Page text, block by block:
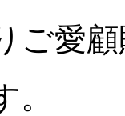
ご愛